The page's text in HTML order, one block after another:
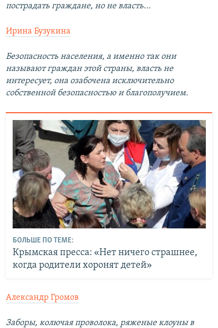
пострадать граждане, но не власть...
Ирина Бузукина
Безопасность населения, а именно так они
называют граждан этой страны, власть не
интересует, она озабочена исключительно
собственной безопасностью и благополучием.
БОЛЬШЕ ПО ТЕМЕ:
Крымская пресса: «Нет ничего страшнее,
когда родители хоронят детей»
Александр Громов
Заборы, колючая проволока, ряженые клоуны в